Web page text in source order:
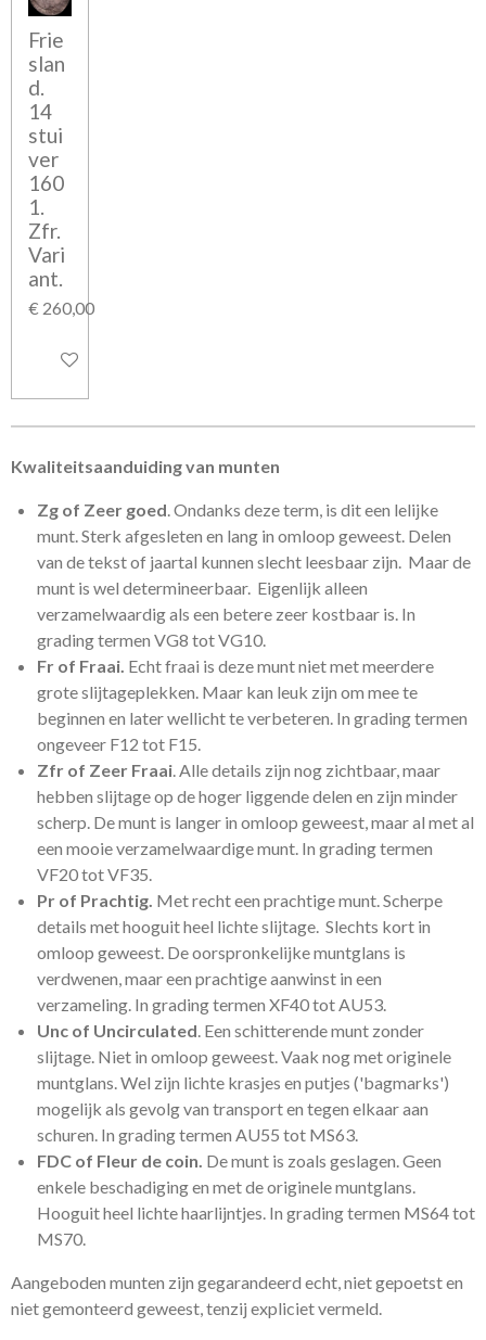
Frie
slan
d.
14
stui
ver
160
1.
Zfr.
Vari
ant.
€ 260,00
In winkelwagen
Kwaliteitsaanduiding van munten
Zg of Zeer goed . Ondanks deze term, is dit een lelijke
munt. Sterk afgesleten en lang in omloop geweest. Delen
van de tekst of jaartal kunnen slecht leesbaar zijn. Maar de
munt is wel determineerbaar. Eigenlijk alleen
verzamelwaardig als een betere zeer kostbaar is. In
grading termen VG8 tot VG10.
Fr of Fraai. Echt fraai is deze munt niet met meerdere
grote slijtageplekken. Maar kan leuk zijn om mee te
beginnen en later wellicht te verbeteren. In grading termen
ongeveer F12 tot F15.
Zfr of Zeer Fraai . Alle details zijn nog zichtbaar, maar
hebben slijtage op de hoger liggende delen en zijn minder
scherp. De munt is langer in omloop geweest, maar al met al
een mooie verzamelwaardige munt. In grading termen
VF20 tot VF35.
Pr of Prachtig. Met recht een prachtige munt. Scherpe
details met hooguit heel lichte slijtage. Slechts kort in
omloop geweest. De oorspronkelijke muntglans is
verdwenen, maar een prachtige aanwinst in een
verzameling. In grading termen XF40 tot AU53.
Unc of Uncirculated . Een schitterende munt zonder
slijtage. Niet in omloop geweest. Vaak nog met originele
muntglans. Wel zijn lichte krasjes en putjes ('bagmarks')
mogelijk als gevolg van transport en tegen elkaar aan
schuren. In grading termen AU55 tot MS63.
FDC of Fleur de coin. De munt is zoals geslagen. Geen
enkele beschadiging en met de originele muntglans.
Hooguit heel lichte haarlijntjes. In grading termen MS64 tot
MS70.
Aangeboden munten zijn gegarandeerd echt, niet gepoetst en
niet gemonteerd geweest, tenzij expliciet vermeld.